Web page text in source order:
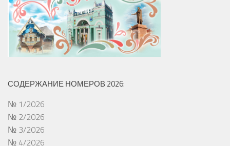
СОДЕРЖАНИЕ НОМЕРОВ 2026:
№ 1/2026
№ 2/2026
№ 3/2026
№ 4/2026